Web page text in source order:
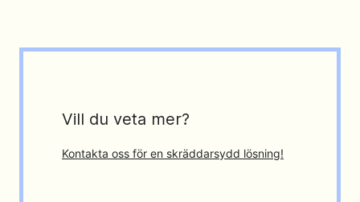
Vill du veta mer?
Kontakta oss för en skräddarsydd lösning!